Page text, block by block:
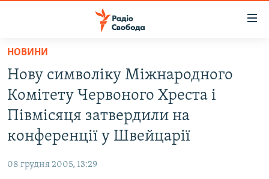
Перейти
основного
матеріалу
Перейти
до
основної
Перейти
ВСЕ ЗА ДОБУ
СТАТТІ
ПОЛІТИКА
СУСПІЛЬСТВО
ВІЙНА
ДОНБАС.РЕАЛІЇ
НОВИНИ
Нову символіку Міжнародного
Комітету Червоного Хреста і
Півмісяця затвердили на
конференції у Швейцарії
08 грудня 2005, 13:29